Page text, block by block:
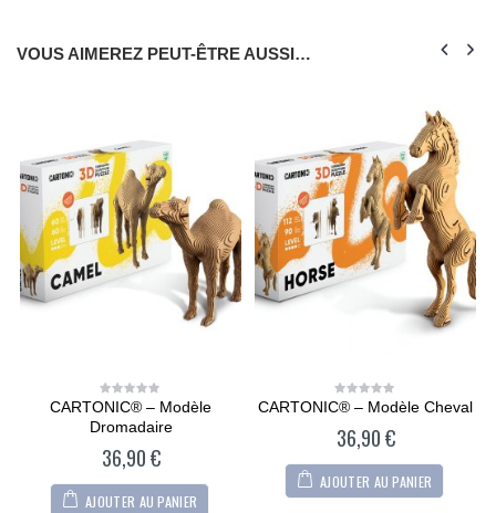
VOUS AIMEREZ PEUT-ÊTRE AUSSI…
0
of
CARTONIC® – Modèle
Dromadaire
36,90€
AJOUTER AU PANIER
0
of
5
CARTONIC® – Modèle Cheval
36,90€
AJOUTER AU PANIER